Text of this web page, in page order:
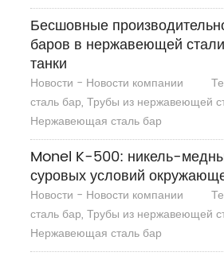
Бесшовные
баров в нержавеющей
танки
Новости - Новости компании
сталь бар, Трубы из нержавеющей
Нержавеющая сталь бар
Monel K-500: никель-
суровых условий
Новости - Новости компании
сталь бар, Трубы из нержавеющей
Нержавеющая сталь бар